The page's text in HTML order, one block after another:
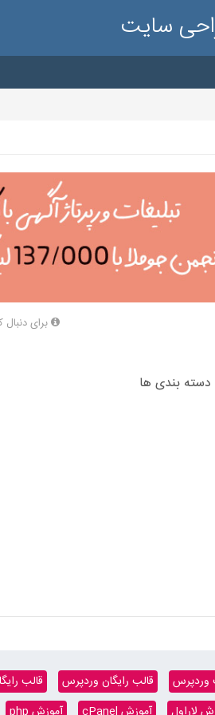
سایت
برای دنبال
دسته بندی ها
وردپرس قالب رایگان وردپرس قالب